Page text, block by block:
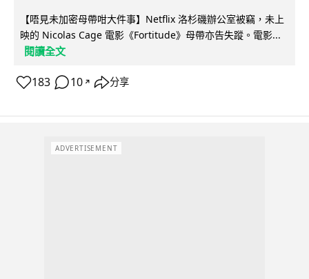
【唔見未加密母帶咁大件事】Netflix 洛杉磯辦公室被竊，未上
映的 Nicolas Cage 電影《Fortitude》母帶亦告失蹤。電影...
閱讀全文
183 10 ↗ 分享
ADVERTISEMENT